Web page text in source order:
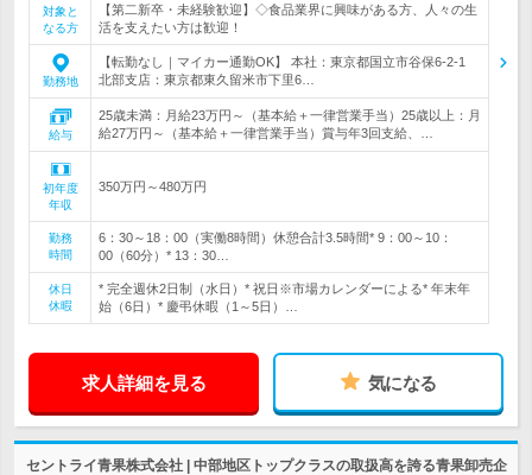
対象と
なる方
【第二新卒・未経験歓迎】◇食品業界に興味がある方、人々の生
活を支えたい方は歓迎！
勤務地
【転勤なし｜マイカー通勤OK】 本社：東京都国立市谷保6-2-1
北部支店：東京都東久留米市下里6…
給与
25歳未満：月給23万円～（基本給＋一律営業手当）25歳以上：月
給27万円～（基本給＋一律営業手当）賞与年3回支給、…
初年度
年収
350万円～480万円
勤務
時間
6：30～18：00（実働8時間）休憩合計3.5時間* 9：00～10：
00（60分）* 13：30…
休日
休暇
* 完全週休2日制（水日）* 祝日※市場カレンダーによる* 年末年
始（6日）* 慶弔休暇（1～5日）…
求人詳細を見る 気になる
セントライ青果株式会社 | 中部地区トップクラスの取扱高を誇る青果卸売企